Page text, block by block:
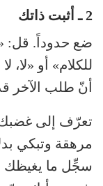
2 ـ أثبت ذاتك
ضع حدوداً. قل:
للكلام» أو
أنّ طلب الآخر
مرهقة وتبكي
سجِّل ما يغيظك